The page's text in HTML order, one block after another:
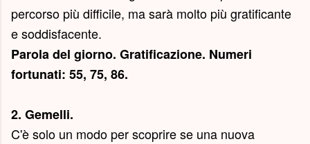
percorso più difficile, ma sarà molto più gratificante
e soddisfacente.
Parola del giorno. Gratificazione. Numeri
fortunati: 55, 75, 86.
2. Gemelli.
C'è solo un modo per scoprire se una nuova